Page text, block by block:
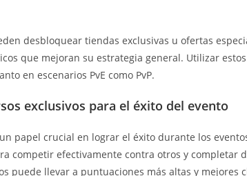
desbloquear tiendas exclusivas u ofertas
que mejoran su estrategia general. Utilizar
en escenarios PvE como PvP.
exclusivos para el éxito del evento
papel crucial en lograr el éxito durante los
competir efectivamente contra otros y completar
puede llevar a puntuaciones más altas y mejores